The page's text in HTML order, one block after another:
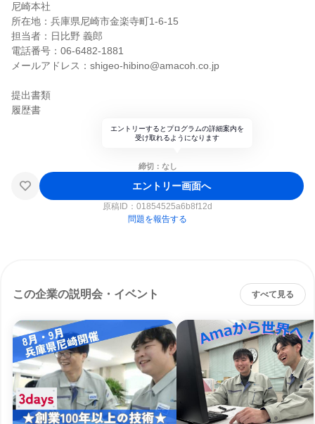
尼崎本社
所在地：兵庫県尼崎市金楽寺町1-6-15
担当者：日比野 義郎
電話番号：06-6482-1881
メールアドレス：shigeo-hibino@amacoh.co.jp
提出書類
履歴書
エントリーするとプログラムの詳細案内を
受け取れるようになります
締切：なし
エントリー画面へ
原稿ID： 01854525a6b8f12d
問題を報告する
この企業の説明会・イベント すべて見る